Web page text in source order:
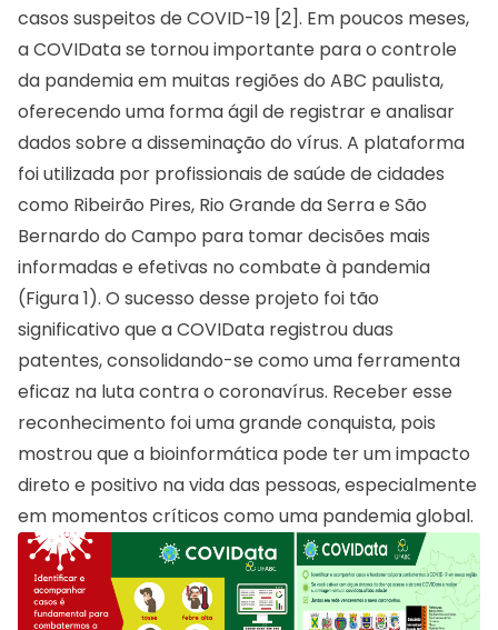
casos suspeitos de COVID-19 [2]. Em poucos meses,
a COVIData se tornou importante para o controle
da pandemia em muitas regiões do ABC paulista,
oferecendo uma forma ágil de registrar e analisar
dados sobre a disseminação do vírus. A plataforma
foi utilizada por profissionais de saúde de cidades
como Ribeirão Pires, Rio Grande da Serra e São
Bernardo do Campo para tomar decisões mais
informadas e efetivas no combate à pandemia
(Figura 1). O sucesso desse projeto foi tão
significativo que a COVIData registrou duas
patentes, consolidando-se como uma ferramenta
eficaz na luta contra o coronavírus. Receber esse
reconhecimento foi uma grande conquista, pois
mostrou que a bioinformática pode ter um impacto
direto e positivo na vida das pessoas, especialmente
em momentos críticos como uma pandemia global.